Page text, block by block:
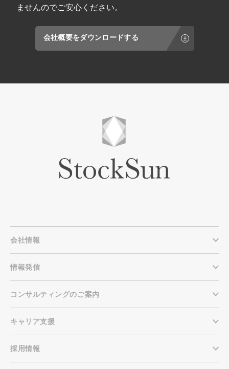
ませんのでご安心ください。
会社概要をダウンロードする
会社情報
情報発信
コンサルティングのご案内
キャリア支援
採用情報